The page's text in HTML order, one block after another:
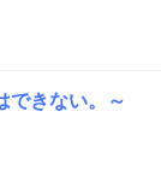
できない。～